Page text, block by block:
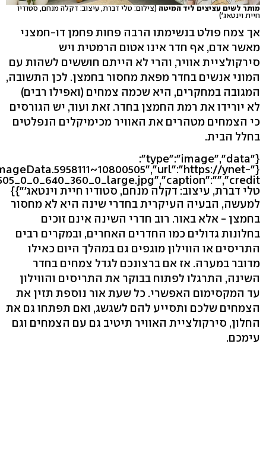
מותר לשים עציצים ליד המיטה (צילום: טלי דברת, עיצוב: דקלה מנחם, סטודיו
חיית וינטאג')
אך צמח פולט בנשימתו הרבה פחות פחמן דו-חמצני
מאשר אדם, אף חדר אינו אטום הרמטית ויש
סירקולציית אוויר, והרי לא הייתם חוששים לשהות עם
המוני אנשים בחדר מפאת מחסור בחמצן. לכן התשובה,
המגובה במחקרים, היא שכמה צמחים (ואפילו רבים)
לא יורידו את רמת החמצן בחדר. זאת ועוד, יש הגורסים
כי הצמחים מטהרים את האוויר מכימיקלים הנפלטים
בחלל הבית.
{"type":"image","data":
ynet-
טלי דברת, עיצוב: דקלה מנחם, סטודיו חיית וינטאג'"}}
למעשה, הבעיה העיקרית בחדרי שינה היא לא מחסור
בחמצן - אלא באור. רוב חדרי השינה אינם זוכים
בחלונות גדולים כמו החדרים האחרים, ובמקרים רבים
התריסים או הווילון מוגפים גם במהלך היום כאילו
מדובר במערה. אז אם ברצונכם לגדל צמחים בחדר
השינה, התרגלו לפתוח בבוקר את התריסים והווילון
עד המקסימום האפשרי. כל שעת אור נוספת תזין את
הצמחים שלכם ותסייע להם לשגשג, ואם תפתחו גם את
החלון, סירקולציית האוויר תיטיב גם עם הצמחים וגם
עימכם.